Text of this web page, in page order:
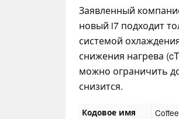
Заявленный
новый i7 подходит
системой
снижения нагрева
можно ограничить
снизится.
Кодовое имя